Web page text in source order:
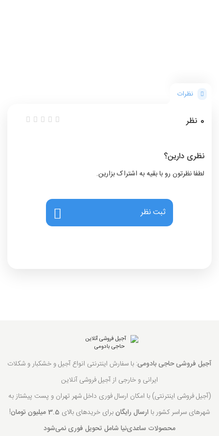
نظرات
0 نظر
نظری دارین؟
لطفا نظرتون رو با بقیه به اشتراک بزارین.
ثبت نظر
آجیل فروشی حاجی بادومی: با سفارش اینترنتی انواع آجیل و خشکبار و شکلات
ایرانی و خارجی از آجیل فروشی آنلاین
(آجیل فروشی اینترنتی) با امکان ارسال فوری داخل شهر تهران و پست پیشتاز به
شهرهای سراسر کشور با ارسال رایگانبرای خریدهای بالای 3.5 میلیون تومان
!
محصولات ساعدی‌نیا شامل تحویل فوری نمی‌شود